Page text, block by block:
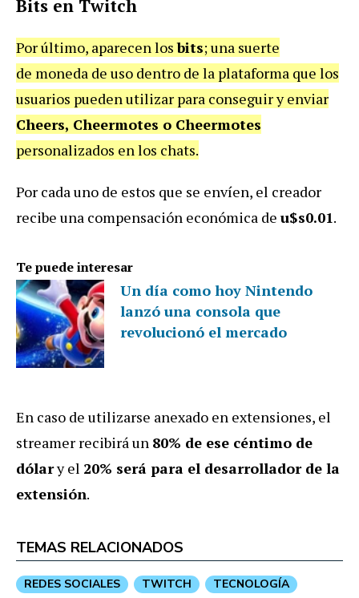
Bits en Twitch
Por último, aparecen losbits; una suerte
de moneda de uso dentro de la plataforma que los
usuarios pueden utilizar para conseguir y enviar
Cheers, Cheermotes o Cheermotes
personalizados en los chats.
Por cada uno de estos que se envíen, el creador
recibe una compensación económica de u$s0.01.
Te puede interesar
Un día como hoy Nintendo
lanzó una consola que
revolucionó el mercado
En caso de utilizarse anexado en extensiones, el
streamer recibirá un 80% de ese céntimo de
dólary el 20% será para el desarrollador de la
extensión.
TEMAS RELACIONADOS
REDES SOCIALES TWITCH TECNOLOGÍA